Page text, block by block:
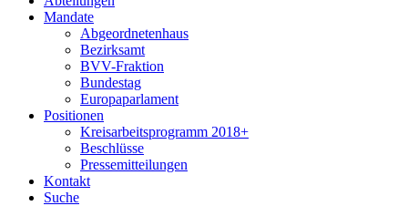
Mandate
Abgeordnetenhaus
Bezirksamt
BVV-Fraktion
Bundestag
Europaparlament
Positionen
Kreisarbeitsprogramm 2018+
Beschlüsse
Pressemitteilungen
Kontakt
Suche